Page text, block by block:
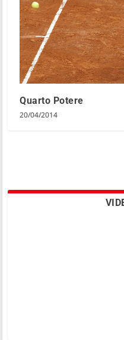
Quarto Potere
20/04/2014